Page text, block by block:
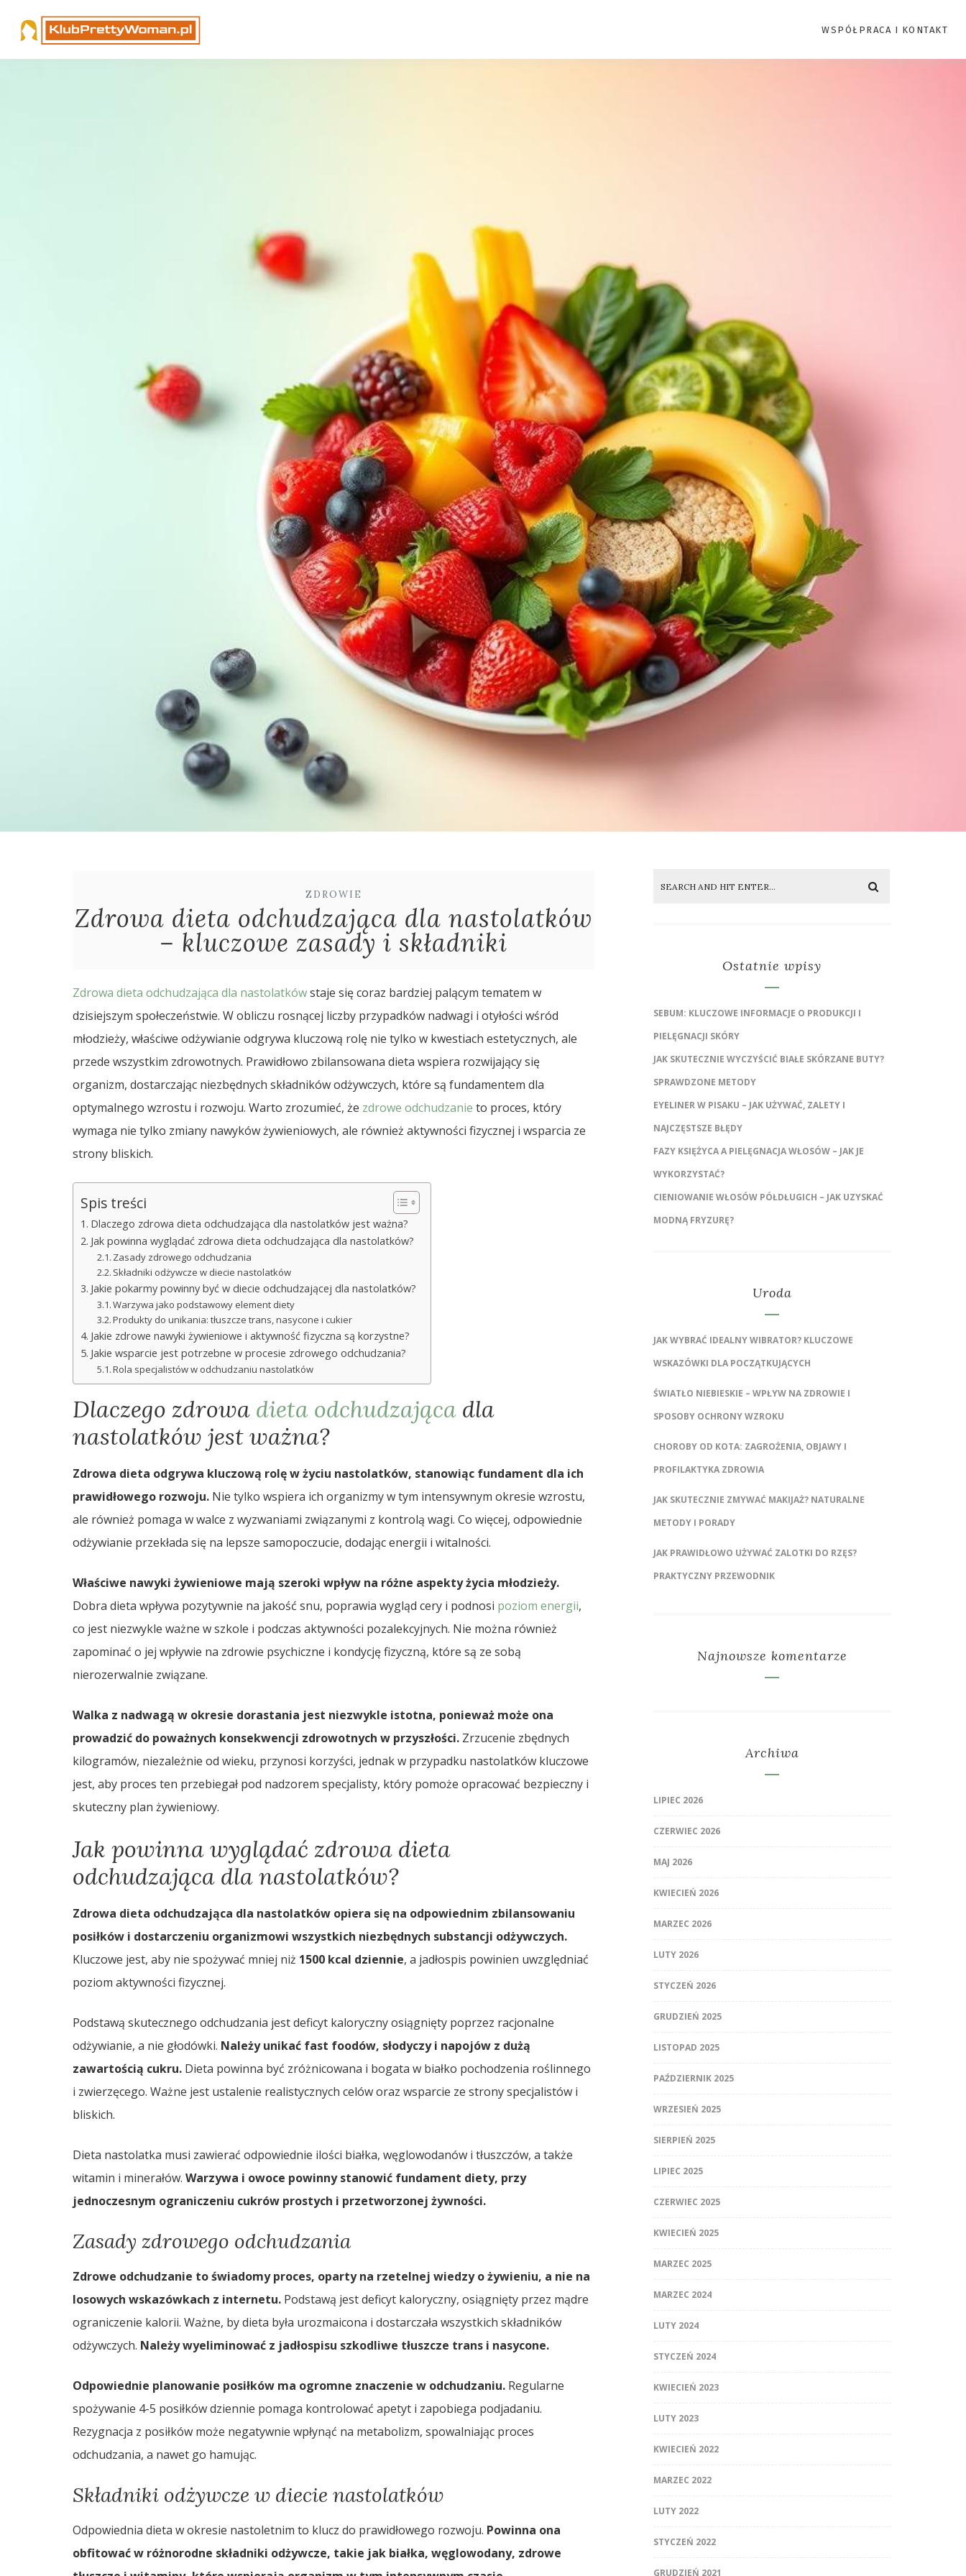
WSPÓŁPRACA I KONTAKT
ZDROWIE
Zdrowa dieta odchudzająca dla nastolatków
– kluczowe zasady i składniki
Zdrowa dieta odchudzająca dla nastolatkówstaje się coraz bardziej palącym tematem w
dzisiejszym społeczeństwie. W obliczu rosnącej liczby przypadków nadwagi i otyłości wśród
młodzieży, właściwe odżywianie odgrywa kluczową rolę nie tylko w kwestiach estetycznych, ale
przede wszystkim zdrowotnych. Prawidłowo zbilansowana dieta wspiera rozwijający się
organizm, dostarczając niezbędnych składników odżywczych, które są fundamentem dla
optymalnego wzrostu i rozwoju. Warto zrozumieć, że zdrowe odchudzanie to proces, który
wymaga nie tylko zmiany nawyków żywieniowych, ale również aktywności fizycznej i wsparcia ze
strony bliskich.
Spis treści
Dlaczego zdrowa dieta odchudzająca dla nastolatków jest ważna?
Jak powinna wyglądać zdrowa dieta odchudzająca dla nastolatków?
Zasady zdrowego odchudzania
Składniki odżywcze w diecie nastolatków
Jakie pokarmy powinny być w diecie odchudzającej dla nastolatków?
Warzywa jako podstawowy element diety
Produkty do unikania: tłuszcze trans, nasycone i cukier
Jakie zdrowe nawyki żywieniowe i aktywność fizyczna są korzystne?
Jakie wsparcie jest potrzebne w procesie zdrowego odchudzania?
Rola specjalistów w odchudzaniu nastolatków
Dlaczego zdrowa dieta odchudzającadla
nastolatków jest ważna?
Zdrowa dieta odgrywa kluczową rolę w życiu nastolatków, stanowiąc fundament dla ich
prawidłowego rozwoju.Nie tylko wspiera ich organizmy w tym intensywnym okresie wzrostu,
ale również pomaga w walce z wyzwaniami związanymi z kontrolą wagi. Co więcej, odpowiednie
odżywianie przekłada się na lepsze samopoczucie, dodając energii i witalności.
Właściwe nawyki żywieniowe mają szeroki wpływ na różne aspekty życia młodzieży.
Dobra dieta wpływa pozytywnie na jakość snu, poprawia wygląd cery i podnosi poziom energii,
co jest niezwykle ważne w szkole i podczas aktywności pozalekcyjnych. Nie można również
zapominać o jej wpływie na zdrowie psychiczne i kondycję fizyczną, które są ze sobą
nierozerwalnie związane.
Walka z nadwagą w okresie dorastania jest niezwykle istotna, ponieważ może ona
prowadzić do poważnych konsekwencji zdrowotnych w przyszłości.Zrzucenie zbędnych
kilogramów, niezależnie od wieku, przynosi korzyści, jednak w przypadku nastolatków kluczowe
jest, aby proces ten przebiegał pod nadzorem specjalisty, który pomoże opracować bezpieczny i
skuteczny plan żywieniowy.
Jak powinna wyglądać zdrowa dieta
odchudzająca dla nastolatków?
Zdrowa dieta odchudzająca dla nastolatków opiera się na odpowiednim zbilansowaniu
posiłków i dostarczeniu organizmowi wszystkich niezbędnych substancji odżywczych.
Kluczowe jest, aby nie spożywać mniej niż 1500 kcal dziennie, a jadłospis powinien uwzględniać
poziom aktywności fizycznej.
Podstawą skutecznego odchudzania jest deficyt kaloryczny osiągnięty poprzez racjonalne
odżywianie, a nie głodówki. Należy unikać fast foodów, słodyczy i napojów z dużą
zawartością cukru.Dieta powinna być zróżnicowana i bogata w białko pochodzenia roślinnego
i zwierzęcego. Ważne jest ustalenie realistycznych celów oraz wsparcie ze strony specjalistów i
bliskich.
Dieta nastolatka musi zawierać odpowiednie ilości białka, węglowodanów i tłuszczów, a także
witamin i minerałów. Warzywa i owoce powinny stanowić fundament diety, przy
jednoczesnym ograniczeniu cukrów prostych i przetworzonej żywności.
Zasady zdrowego odchudzania
Zdrowe odchudzanie to świadomy proces, oparty na rzetelnej wiedzy o żywieniu, a nie na
losowych wskazówkach z internetu.Podstawą jest deficyt kaloryczny, osiągnięty przez mądre
ograniczenie kalorii. Ważne, by dieta była urozmaicona i dostarczała wszystkich składników
odżywczych. Należy wyeliminować z jadłospisu szkodliwe tłuszcze trans i nasycone.
Odpowiednie planowanie posiłków ma ogromne znaczenie w odchudzaniu.Regularne
spożywanie 4-5 posiłków dziennie pomaga kontrolować apetyt i zapobiega podjadaniu.
Rezygnacja z posiłków może negatywnie wpłynąć na metabolizm, spowalniając proces
odchudzania, a nawet go hamując.
Składniki odżywcze w diecie nastolatków
Odpowiednia dieta w okresie nastoletnim to klucz do prawidłowego rozwoju. Powinna ona
obfitować w różnorodne składniki odżywcze, takie jak białka, węglowodany, zdrowe
Ostatnie wpisy
SEBUM: KLUCZOWE INFORMACJE O PRODUKCJI I
PIELĘGNACJI SKÓRY
JAK SKUTECZNIE WYCZYŚCIĆ BIAŁE SKÓRZANE BUTY?
SPRAWDZONE METODY
EYELINER W PISAKU – JAK UŻYWAĆ, ZALETY I
NAJCZĘSTSZE BŁĘDY
FAZY KSIĘŻYCA A PIELĘGNACJA WŁOSÓW – JAK JE
WYKORZYSTAĆ?
CIENIOWANIE WŁOSÓW PÓŁDŁUGICH – JAK UZYSKAĆ
MODNĄ FRYZURĘ?
Uroda
JAK WYBRAĆ IDEALNY WIBRATOR? KLUCZOWE
WSKAZÓWKI DLA POCZĄTKUJĄCYCH
ŚWIATŁO NIEBIESKIE – WPŁYW NA ZDROWIE I
SPOSOBY OCHRONY WZROKU
CHOROBY OD KOTA: ZAGROŻENIA, OBJAWY I
PROFILAKTYKA ZDROWIA
JAK SKUTECZNIE ZMYWAĆ MAKIJAŻ? NATURALNE
METODY I PORADY
JAK PRAWIDŁOWO UŻYWAĆ ZALOTKI DO RZĘS?
PRAKTYCZNY PRZEWODNIK
Najnowsze komentarze
Archiwa
LIPIEC 2026
CZERWIEC 2026
MAJ 2026
KWIECIEŃ 2026
MARZEC 2026
LUTY 2026
STYCZEŃ 2026
GRUDZIEŃ 2025
LISTOPAD 2025
PAŹDZIERNIK 2025
WRZESIEŃ 2025
SIERPIEŃ 2025
LIPIEC 2025
CZERWIEC 2025
KWIECIEŃ 2025
MARZEC 2025
MARZEC 2024
LUTY 2024
STYCZEŃ 2024
KWIECIEŃ 2023
LUTY 2023
KWIECIEŃ 2022
MARZEC 2022
LUTY 2022
STYCZEŃ 2022
GRUDZIEŃ 2021